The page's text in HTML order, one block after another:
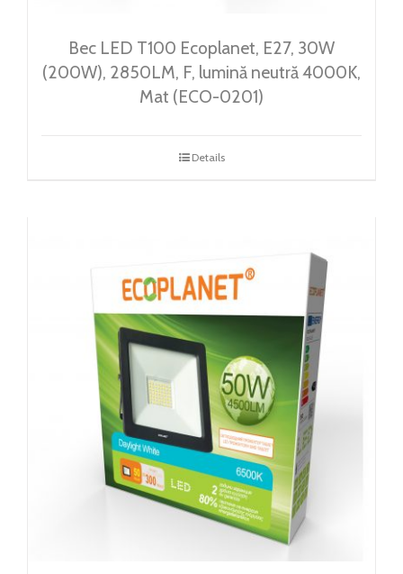
Bec LED T100 Ecoplanet, E27, 30W
(200W), 2850LM, F, lumină neutră 4000K,
Mat (ECO-0201)
Details